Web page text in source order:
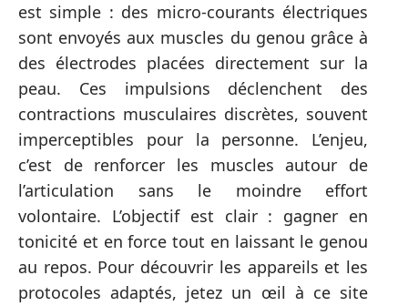
est simple : des micro-courants électriques
sont envoyés aux muscles du genou grâce à
des électrodes placées directement sur la
peau. Ces impulsions déclenchent des
contractions musculaires discrètes, souvent
imperceptibles pour la personne. L’enjeu,
c’est de renforcer les muscles autour de
l’articulation sans le moindre effort
volontaire. L’objectif est clair : gagner en
tonicité et en force tout en laissant le genou
au repos. Pour découvrir les appareils et les
protocoles adaptés, jetez un œil à ce site